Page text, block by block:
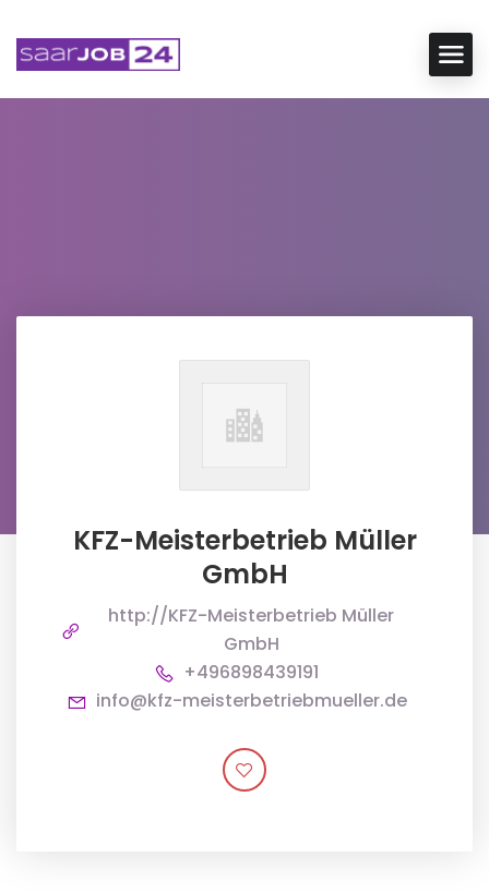
KFZ-Meisterbetrieb Müller
GmbH
http://KFZ-Meisterbetrieb Müller
GmbH
+496898439191
info@kfz-meisterbetriebmueller.de